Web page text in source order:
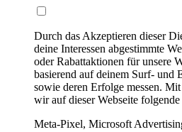
Durch das Akzeptieren dieser
deine Interessen abgestimmte
oder Rabattaktionen für unsere
basierend auf deinem Surf- und
sowie deren Erfolge messen.
wir auf dieser Webseite
Meta-Pixel, Microsoft